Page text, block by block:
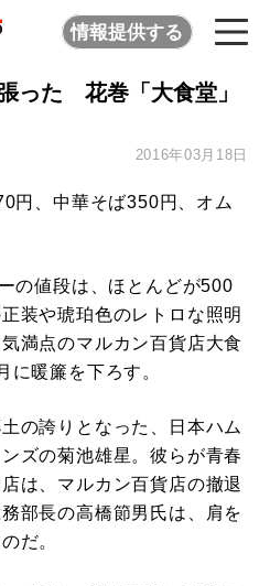
情報提供する
った 花巻「大食堂」
2016年03月18日
円、中華そば350円、オム
の値段は、ほとんどが500
装や琥珀色のレトロな照明
満点のマルカン百貨店大食
に暖簾を下ろす。
の誇りとなった、日本ハム
ズの菊池雄星。彼らが青春
は、マルカン百貨店の撤退
部長の高橋節男氏は、肩を
だ。